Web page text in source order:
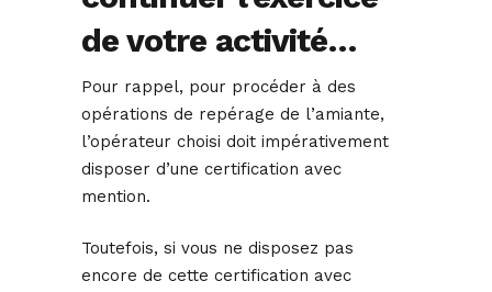
de votre activité…
Pour rappel, pour procéder à des
opérations de repérage de l’amiante,
l’opérateur choisi doit impérativement
disposer d’une certification avec
mention.
Toutefois, si vous ne disposez pas
encore de cette certification avec